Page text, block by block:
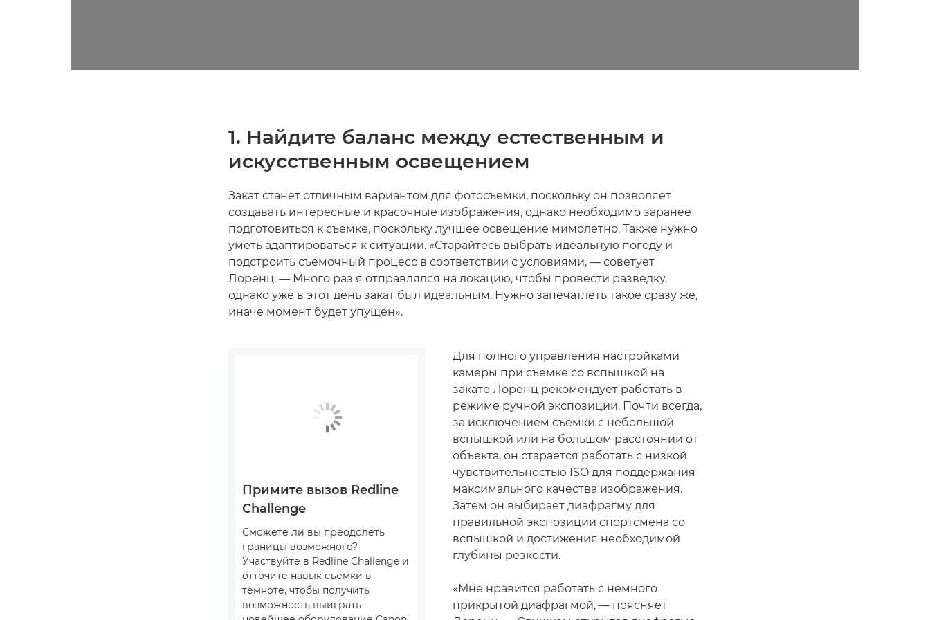
1. Найдите баланс между естественным и
искусственным освещением
Закат станет отличным вариантом для фотосъемки, поскольку он позволяет
создавать интересные и красочные изображения, однако необходимо заранее
подготовиться к съемке, поскольку лучшее освещение мимолетно. Также нужно
уметь адаптироваться к ситуации. «Старайтесь выбрать идеальную погоду и
подстроить съемочный процесс в соответствии с условиями, — советует
Лоренц. — Много раз я отправлялся на локацию, чтобы провести разведку,
однако уже в этот день закат был идеальным. Нужно запечатлеть такое сразу же,
иначе момент будет упущен».
Для полного управления настройками
камеры при съемке со вспышкой на
закате Лоренц рекомендует работать в
режиме ручной экспозиции. Почти всегда,
за исключением съемки с небольшой
вспышкой или на большом расстоянии от
объекта, он старается работать с низкой
чувствительностью ISO для поддержания
максимального качества изображения.
Затем он выбирает диафрагму для
правильной экспозиции спортсмена со
вспышкой и достижения необходимой
глубины резкости.
«Мне нравится работать с немного
прикрытой диафрагмой, — поясняет
Примите вызов Redline
Challenge
Сможете ли вы преодолеть
границы возможного?
Участвуйте в Redline Challenge и
отточите навык съемки в
темноте, чтобы получить
возможность выиграть